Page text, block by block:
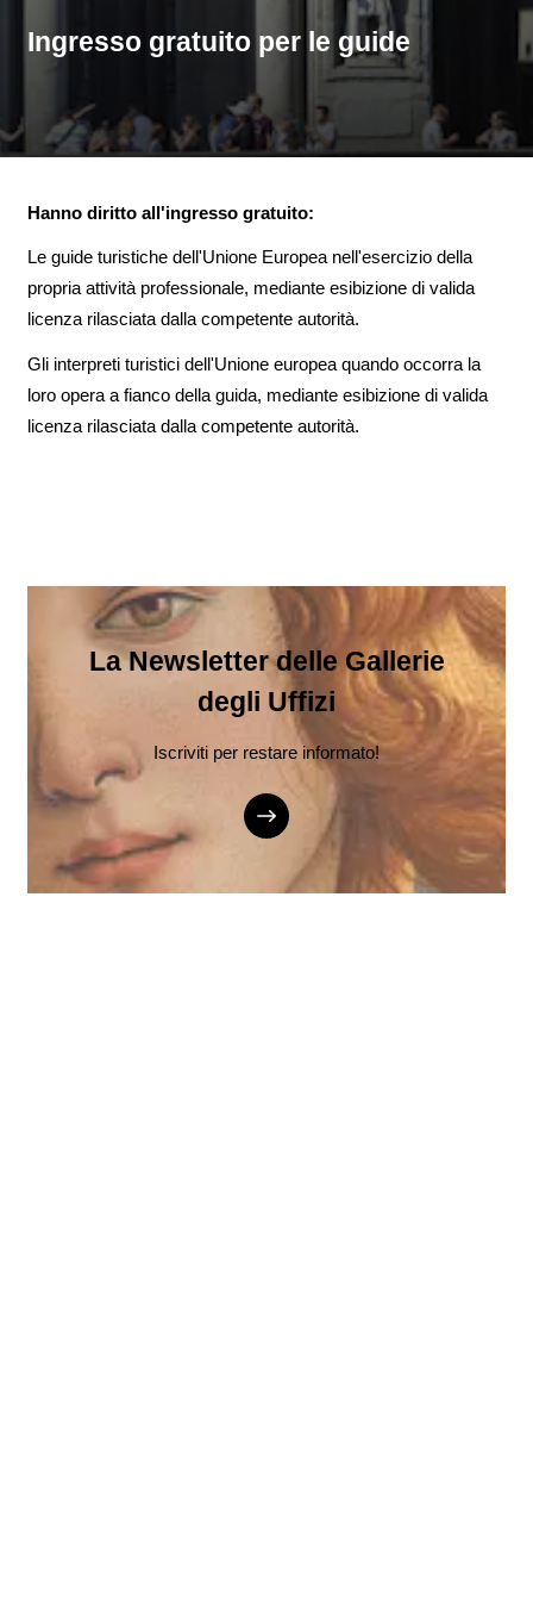
Ingresso gratuito per le guide
Hanno diritto all'ingresso gratuito:
Le guide turistiche dell'Unione Europea nell'esercizio della
propria attività professionale, mediante esibizione di valida
licenza rilasciata dalla competente autorità.
Gli interpreti turistici dell'Unione europea quando occorra la
loro opera a fianco della guida, mediante esibizione di valida
licenza rilasciata dalla competente autorità.
La Newsletter delle Gallerie
degli Uffizi
Iscriviti per restare informato!